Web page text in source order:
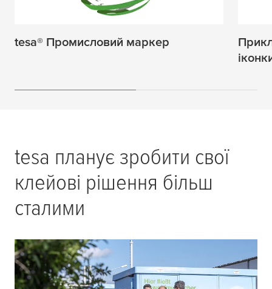
tesa® Промисловий маркер
tesa планує зробити свої
клейові рішення більш
сталими